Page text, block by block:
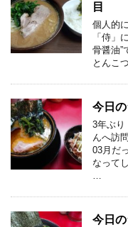
目
個人的
「侍」
骨醤油”
とんこ
今日
3年ぶり
んへ訪
03月だ
なって
…
今日